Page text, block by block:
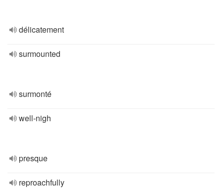
délicatement
surmounted
surmonté
well-nigh
presque
reproachfully